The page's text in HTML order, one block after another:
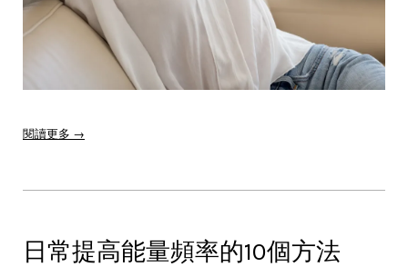
閱讀更多 →
日常提高能量頻率的10個方法